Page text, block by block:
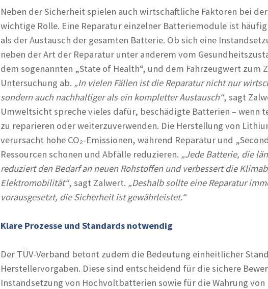
Neben der Sicherheit spielen auch wirtschaftliche Faktoren bei
wichtige Rolle. Eine Reparatur einzelner Batteriemodule ist
als der Austausch der gesamten Batterie. Ob sich eine
neben der Art der Reparatur unter anderem vom
dem sogenannten „State of Health“, und dem Fahrzeugwert zum
Untersuchung ab. „In vielen Fällen ist die Reparatur nicht nur
sondern auch nachhaltiger als ein kompletter Austausch“, sagt
Umweltsicht spreche vieles dafür, beschädigte Batterien – wenn
zu reparieren oder weiterzuverwenden. Die Herstellung von
verursacht hohe CO₂-Emissionen, während Reparatur und
Ressourcen schonen und Abfälle reduzieren. „Jede Batterie, die
reduziert den Bedarf an neuen Rohstoffen und verbessert die
Elektromobilität“, sagt Zalwert. „Deshalb sollte eine Reparatur
vorausgesetzt, die Sicherheit ist gewährleistet.“
Klare Prozesse und Standards notwendig
Der TÜV-Verband betont zudem die Bedeutung einheitlicher
Herstellervorgaben. Diese sind entscheidend für die sichere
Instandsetzung von Hochvoltbatterien sowie für die Wahrung von